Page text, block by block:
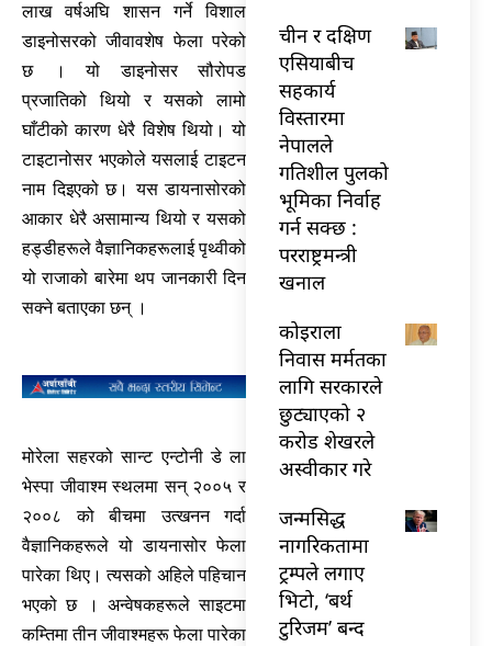
लाख वर्षअघि शासन गर्ने विशाल
डाइनोसरको जीवावशेष फेला परेको
छ । यो डाइनोसर सौरोपड
प्रजातिको थियो र यसको लामो
घाँटीको कारण धेरै विशेष थियो। यो
टाइटानोसर भएकोले यसलाई टाइटन
नाम दिइएको छ। यस डायनासोरको
आकार धेरै असामान्य थियो र यसको
हड्डीहरूले वैज्ञानिकहरूलाई पृथ्वीको
यो राजाको बारेमा थप जानकारी दिन
सक्ने बताएका छन् ।
मोरेला सहरको सान्ट एन्टोनी डे ला
भेस्पा जीवाश्म स्थलमा सन् २००५ र
२००८ को बीचमा उत्खनन गर्दा
वैज्ञानिकहरूले यो डायनासोर फेला
पारेका थिए। त्यसको अहिले पहिचान
भएको छ । अन्वेषकहरूले साइटमा
कम्तिमा तीन जीवाश्महरू फेला पारेका
चीन र दक्षिण
एसियाबीच
सहकार्य
विस्तारमा
नेपालले
गतिशील पुलको
भूमिका निर्वाह
गर्न सक्छ :
परराष्ट्रमन्त्री
खनाल
कोइराला
निवास मर्मतका
लागि सरकारले
छुट्याएको २
करोड शेखरले
अस्वीकार गरे
जन्मसिद्ध
नागरिकतामा
ट्रम्पले लगाए
भिटो, ‘बर्थ
टुरिजम’ बन्द